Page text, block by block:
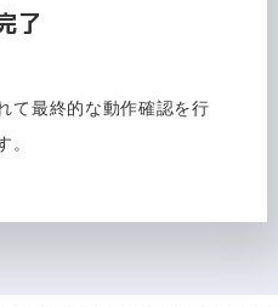
了
て最終的な動作確認を行
。